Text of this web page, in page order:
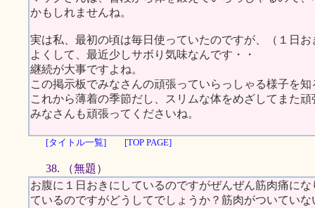
かもしれませんね。
実は私、最初の頃は毎日使っていたのですが、（１日
よくして、最近少しサボり気味なんです・・
継続が大事ですよね。
この掲示板でみなさんの頑張っていらっしゃる様子を
これから薄着の季節だし、スリムな体をめざしてまた頑
みなさんも頑張ってくださいね。
[タイトル一覧] [TOP PAGE]
38. （無題）
お腹に１日おきにしているのですがぜんぜん筋肉痛に
ているのですがどうしてでしょうか？筋肉がついてい